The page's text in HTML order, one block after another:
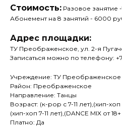
Стоимость: Разовое занятие
Абонемент на 8 занятий - 6000
Адрес площадки:
ТУ Преображенское, ул. 2-я
Записаться можно по телефону:
Учреждение: ТУ Преображенское
Район: Преображенское
Направление: Танцы
Возраст: (к-рор с 7-11 лет),(хип-хоп
(хип-хоп 7-11 лет),(DANCE MIX от
Платно: Да